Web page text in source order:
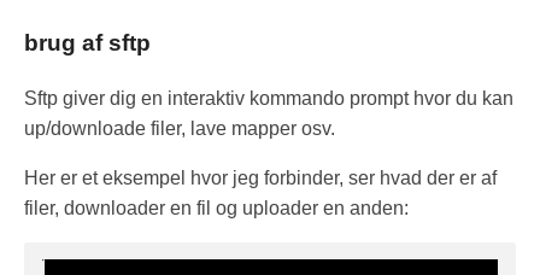
brug af sftp
Sftp giver dig en interaktiv kommando prompt hvor du kan
up/downloade filer, lave mapper osv.
Her er et eksempel hvor jeg forbinder, ser hvad der er af
filer, downloader en fil og uploader en anden: